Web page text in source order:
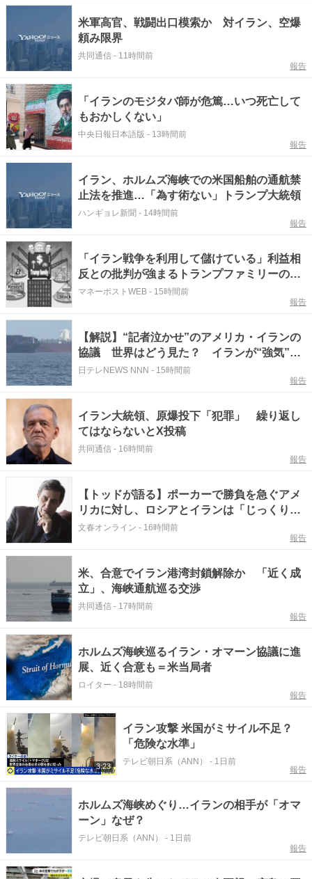
米軍高官、戦闘出口模索か 対イラン、空爆
頼み限界
共同通信 - 11時間前
報告
「イランのモジタバ師が危篤…いつ死亡して
もおかしくない」
中央日報日本語版 - 13時間前
報告
イラン、ホルムズ海峡での米国船舶の通航禁
止法を推進…「為す術ない」トランプ大統領
ハンギョレ新聞 - 14時間前
報告
「イラン戦争を利用して儲けている」利益相
反との批判が強まるトランプファミリーの不
正蓄財疑惑 株取引にくわえて「本業」の不
マネーポストWEB - 15時間前
報告
【解説】“記者泣かせ”のアメリカ・イランの
協議 世界はどう見た？ イランが“強気”の
理由とは？
日テレNEWS NNN - 15時間前
報告
イラン大統領、原爆投下「犯罪」 繰り返し
てはならないとX投稿
共同通信 - 16時間前
報告
【トッドが語る】ポーカーで勝負を急ぐアメ
リカに対し、ロシアとイランは「じっくりと
相手を追い詰めるチェスプレイヤー」〈2つ
文春オンライン - 16時間前
報告
米、合意でイラン港湾封鎖解除か 「近く成
立」、海峡通航巡る交渉
共同通信 - 17時間前
報告
ホルムズ海峡巡るイラン・オマーン協議に進
展、近く合意も＝米当局者
ロイター - 18時間前
報告
3:23
イラン攻撃 米国がミサイル不足？
「危険な水準」
テレビ朝日系（ANN） - 1日前
報告
ホルムズ海峡めぐり…イランの相手が「オマ
ーン」なぜ？
テレビ朝日系（ANN） - 1日前
報告